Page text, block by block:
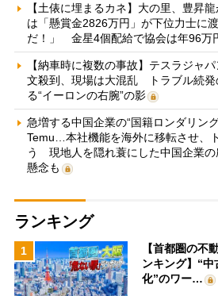
【土俵に埋まるカネ】大の里、豊昇
は「懸賞金2826万円」が下位力士に
だ！」 金星4個配給で協会は年96万
【納車時に複数の事故】テスラジャ
文殺到、現場は大混乱 トラブル続発
る“イーロンの右腕”の影
急増する中国企業の“国籍ロンダリン
Temu…本社機能を海外に移転させ、
う 現地人を隠れ蓑にした中国企業の
懸念も
ランキング
1
【首都圏の不
ンキング】“
化”のワー…